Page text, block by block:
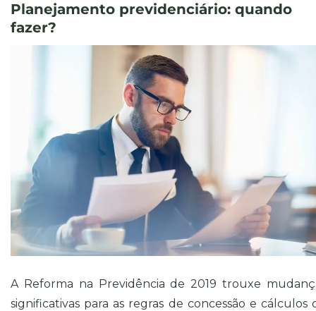
Planejamento previdenciário: quando
fazer?
A Reforma na Previdência de 2019 trouxe
significativas para as regras de concessão e cálculos